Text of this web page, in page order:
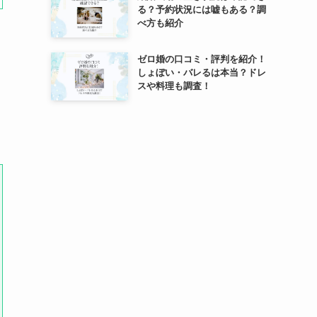
る？予約状況には嘘もある？調
べ方も紹介
ゼロ婚の口コミ・評判を紹介！
しょぼい・バレるは本当？ドレ
スや料理も調査！